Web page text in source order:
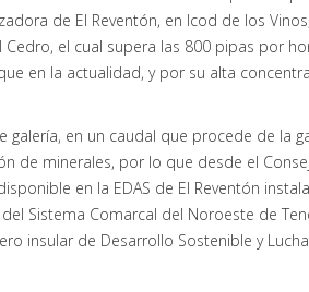
de El Reventón, en Icod de los
el cual supera las 800 pipas por
en la actualidad, y por su alta
galería, en un caudal que procede de la
de minerales, por lo que desde el
en la EDAS de El Reventón
Sistema Comarcal del Noroeste de
insular de Desarrollo Sostenible y Lucha